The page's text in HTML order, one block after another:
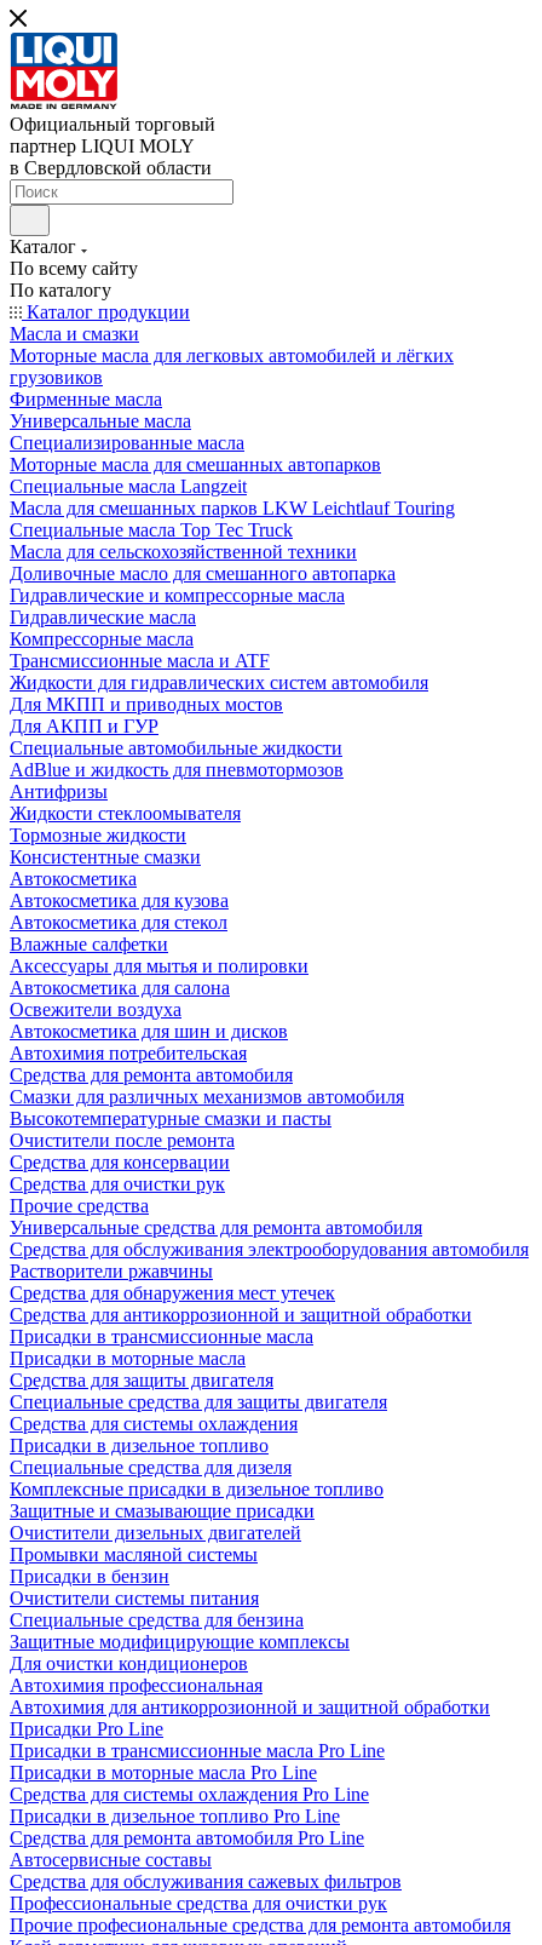
Официальный торговый
партнер LIQUI MOLY
в Свердловской области
Каталог
По всему сайту
По каталогу
Каталог продукции
Масла и смазки
Моторные масла для легковых автомобилей и лёгких
грузовиков
Фирменные масла
Универсальные масла
Специализированные масла
Моторные масла для смешанных автопарков
Специальные масла Langzeit
Масла для смешанных парков LKW Leichtlauf Touring
Специальные масла Top Tec Truck
Масла для сельскохозяйственной техники
Доливочные масло для смешанного автопарка
Гидравлические и компрессорные масла
Гидравлические масла
Компрессорные масла
Трансмиссионные масла и ATF
Жидкости для гидравлических систем автомобиля
Для МКПП и приводных мостов
Для АКПП и ГУР
Специальные автомобильные жидкости
AdBlue и жидкость для пневмотормозов
Антифризы
Жидкости стеклоомывателя
Тормозные жидкости
Консистентные смазки
Автокосметика
Автокосметика для кузова
Автокосметика для стекол
Влажные салфетки
Аксессуары для мытья и полировки
Автокосметика для салона
Освежители воздуха
Автокосметика для шин и дисков
Автохимия потребительская
Средства для ремонта автомобиля
Смазки для различных механизмов автомобиля
Высокотемпературные смазки и пасты
Очистители после ремонта
Средства для консервации
Средства для очистки рук
Прочие средства
Универсальные средства для ремонта автомобиля
Средства для обслуживания электрооборудования автомобиля
Растворители ржавчины
Средства для обнаружения мест утечек
Средства для антикоррозионной и защитной обработки
Присадки в трансмиссионные масла
Присадки в моторные масла
Средства для защиты двигателя
Специальныe средства для защиты двигателя
Средства для системы охлаждения
Присадки в дизельное топливо
Спeциальные средства для дизеля
Комплексные присадки в дизельное топливо
Защитные и смазывающие присадки
Очистители дизельных двигателей
Промывки масляной системы
Присадки в бензин
Очистители системы питания
Специальные срeдства для бензина
Защитные модифицирующие комплексы
Для очистки кондиционеров
Автохимия профессиональная
Автохимия для антикоррозионной и защитной обработки
Присадки Pro Line
Присадки в трансмиссионные масла Pro Line
Присадки в моторные масла Pro Line
Средства для системы охлаждения Pro Line
Присадки в дизельное топливо Pro Line
Средства для ремонта автомобиля Pro Line
Автосервисные составы
Средства для обслуживания сажевых фильтров
Профессиональные средства для очистки рук
Прочие професиональные средства для ремонта автомобиля